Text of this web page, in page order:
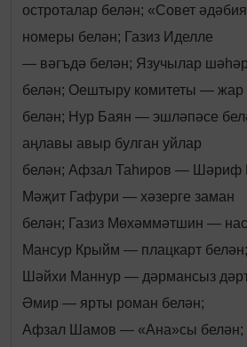
остроталар белән; «Совет
номеры белән; Газиз Иделле
— вәгъдә белән; Язучылар
белән; Оештыру комитеты — жар
белән; Нур Баян — эшләпәсе
аңлавы авыр булган уйлар
белән; Афзал Таһиров — Шәриф
Мәҗит Гафури — хәзерге заман
белән; Газиз Мөхәммәтшин —
Мансур Крыйм — плацкарт белән;
Шәйхи Маннур — дәрмансыз
Әмир — ярты роман белән;
Афзал Шамов — «Ана»сы